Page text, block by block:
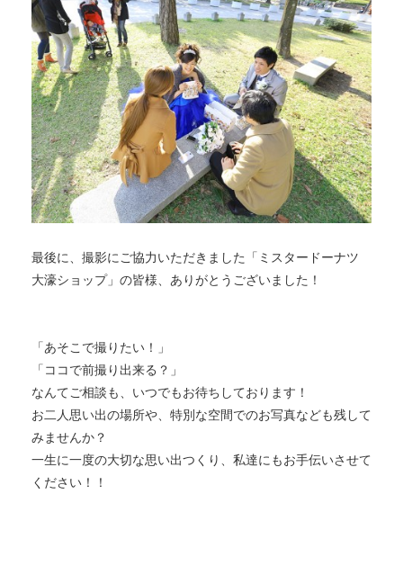
最後に、撮影にご協力いただきました「ミスタードーナツ
大濠ショップ」の皆様、ありがとうございました！
「あそこで撮りたい！」
「ココで前撮り出来る？」
なんてご相談も、いつでもお待ちしております！
お二人思い出の場所や、特別な空間でのお写真なども残して
みませんか？
一生に一度の大切な思い出つくり、私達にもお手伝いさせて
ください！！